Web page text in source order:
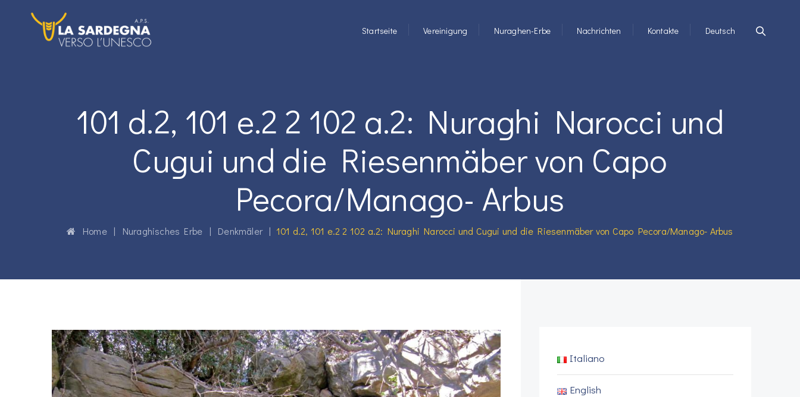
Startseite Vereinigung Nuraghen-Erbe Nachrichten Kontakte Deutsch
101 d.2, 101 e.2 2 102 a.2: Nuraghi Narocci und
Cugui und die Riesenmäber von Capo
Pecora/Manago- Arbus
Home| Nuraghisches Erbe | Denkmäler| 101 d.2, 101 e.2 2 102 a.2: Nuraghi Narocci und Cugui und die Riesenmäber von Capo Pecora/Manago- Arbus
Italiano
English